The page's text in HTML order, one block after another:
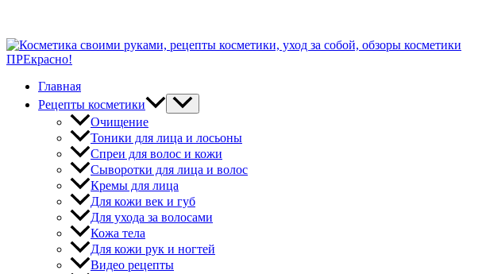
ПРЕкрасно!
Главная
Рецепты косметики
Очищение
Тоники для лица и лосьоны
Спреи для волос и кожи
Сыворотки для лица и волос
Кремы для лица
Для кожи век и губ
Для ухода за волосами
Кожа тела
Для кожи рук и ногтей
Видео рецепты